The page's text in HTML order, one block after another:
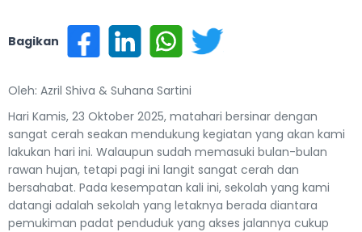
Bagikan
Oleh: Azril Shiva & Suhana Sartini
Hari Kamis, 23 Oktober 2025, matahari bersinar dengan
sangat cerah seakan mendukung kegiatan yang akan kami
lakukan hari ini. Walaupun sudah memasuki bulan-bulan
rawan hujan, tetapi pagi ini langit sangat cerah dan
bersahabat. Pada kesempatan kali ini, sekolah yang kami
datangi adalah sekolah yang letaknya berada diantara
pemukiman padat penduduk yang akses jalannya cukup